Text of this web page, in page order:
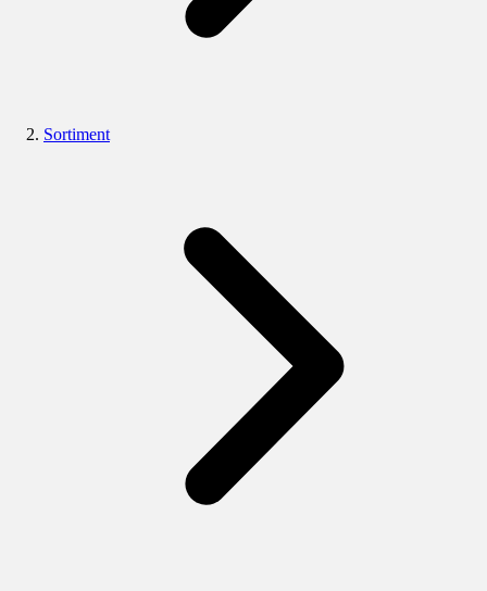
Sortiment